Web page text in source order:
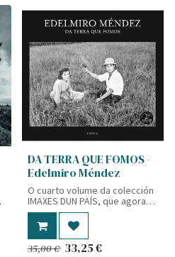
DA TERRA QUE FOMOS -
Edelmiro Méndez
O cuarto volume da colección
IMAXES DUN PAÍS, que agora
sae á luz na súa segunda
edición revisada, contén 226
fotografías das que 219 foron
tiradas en branco e negro por
Edelmiro Méndez entre os
35,00€ 33,25€